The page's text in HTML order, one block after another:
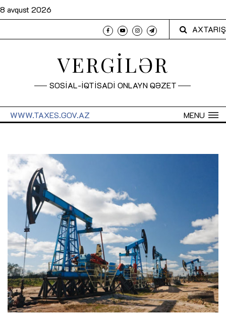
8 avqust 2026
AXTARIŞ
VERGİLƏR
SOSİAL-İQTİSADİ ONLAYN QƏZET
MENU
WWW.TAXES.GOV.AZ